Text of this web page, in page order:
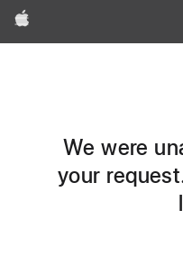
Apple
We were
your